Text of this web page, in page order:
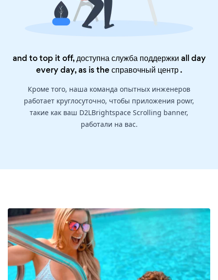
and to top it off, доступна служба поддержки all day
every day, as is theсправочный центр.
Кроме того, наша команда опытных инженеров
работает круглосуточно, чтобы приложения powr,
такие как ваш D2LBrightspace Scrolling banner,
работали на вас.